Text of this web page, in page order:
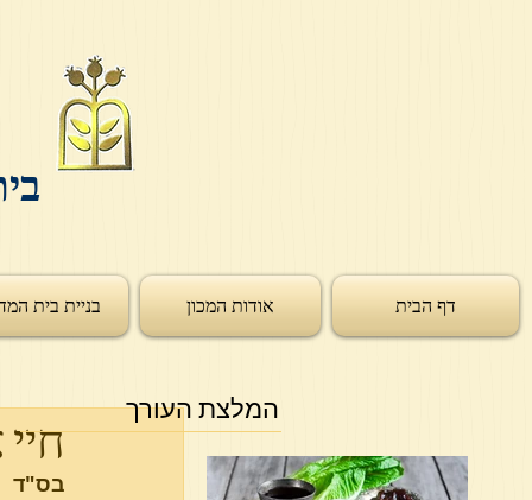
דף הבית אודות המכון בניית בית
בס"ד
המלצת העורך